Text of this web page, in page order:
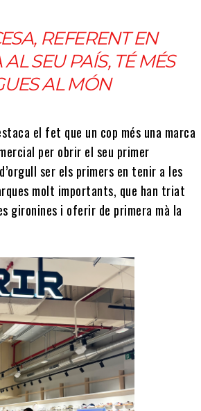
REFERENT EN
SEU PAÍS, TÉ MÉS
AL MÓN
el fet que un cop més una marca
per obrir el seu primer
ser els primers en tenir a les
molt importants, que han triat
gironines i oferir de primera mà la